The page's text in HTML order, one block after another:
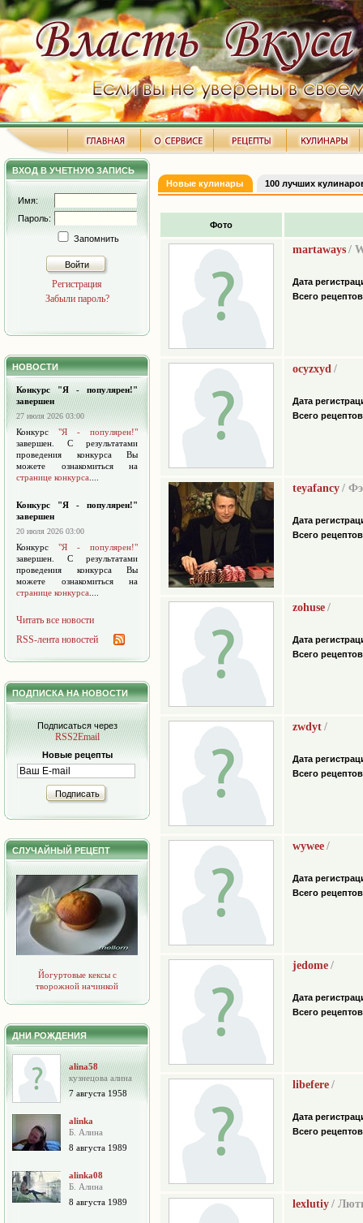
ВХОД В УЧЕТНУЮ ЗАПИСЬ
Имя:
Пароль:
Запомнить
Войти
Регистрация
Забыли пароль?
НОВОСТИ
Конкурс "Я - популярен!"
завершен
27 июля 2026 03:00
Конкурс "Я - популярен!"
завершен. С результатами
проведения конкурса Вы
можете ознакомиться на
странице конкурса
Конкурс "Я - популярен!"
завершен
20 июля 2026 03:00
Конкурс "Я - популярен!"
завершен. С результатами
проведения конкурса Вы
можете ознакомиться на
странице конкурса
Читать все новости
RSS-лента новостей
ПОДПИСКА НА НОВОСТИ
Подписаться через
RSS2Email
Новые рецепты
Подписать
СЛУЧАЙНЫЙ РЕЦЕПТ
Йогуртовые кексы с
творожной начинкой
ДНИ РОЖДЕНИЯ
alina58
кузнецова алина
7 августа 1958
alinka
Б. Алина
8 августа 1989
alinka08
Б. Алина
8 августа 1989
Новые кулинары 100 лучших
Фото
martaways /
Дата
Всего
ocyzxyd /
Дата
Всего
teyafancy /
Дата
Всего
zohuse /
Дата
Всего
zwdyt /
Дата
Всего
wywee /
Дата
Всего
jedome /
Дата
Всего
libefere /
Дата
Всего
lexlutiy /